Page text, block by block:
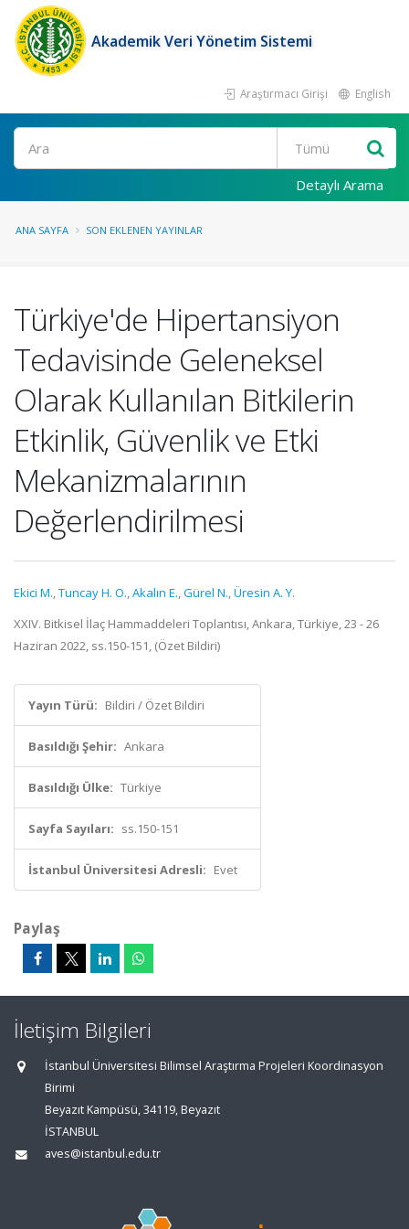
Akademik Veri Yönetim Sistemi
Araştırmacı Girişi English
Ara
Detaylı Arama
ANA SAYFA SON EKLENEN YAYINLAR
Türkiye'de Hipertansiyon
Tedavisinde Geleneksel
Olarak Kullanılan Bitkilerin
Etkinlik, Güvenlik ve Etki
Mekanizmalarının
Değerlendirilmesi
Ekici M.,Tuncay H. O.,Akalın E.,Gürel N.,Üresin A. Y.
XXIV. Bitkisel İlaç Hammaddeleri Toplantısı, Ankara, Türkiye, 23 - 26
Haziran 2022, ss.150-151, (Özet Bildiri)
Yayın Türü: Bildiri / Özet Bildiri
Basıldığı Şehir: Ankara
Basıldığı Ülke: Türkiye
Sayfa Sayıları: ss.150-151
İstanbul Üniversitesi Adresli: Evet
Paylaş
İletişim Bilgileri
İstanbul Üniversitesi Bilimsel Araştırma Projeleri Koordinasyon
Birimi
Beyazıt Kampüsü, 34119, Beyazıt
İSTANBUL
aves@istanbul.edu.tr